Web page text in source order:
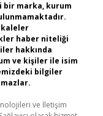
bir marka, kurum
haber niteliği
hakkında
ve kişiler ile isim
bilgiler
ve İletişim